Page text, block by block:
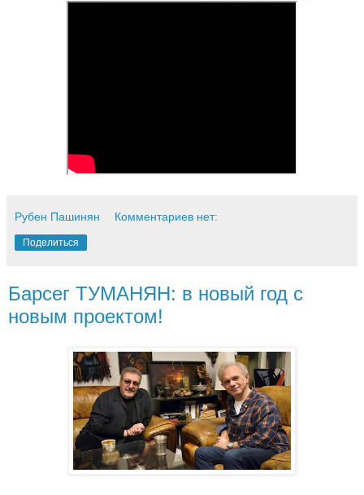
Рубен Пашинян Комментариев нет:
Поделиться
Барсег ТУМАНЯН: в новый год с
новым проектом!